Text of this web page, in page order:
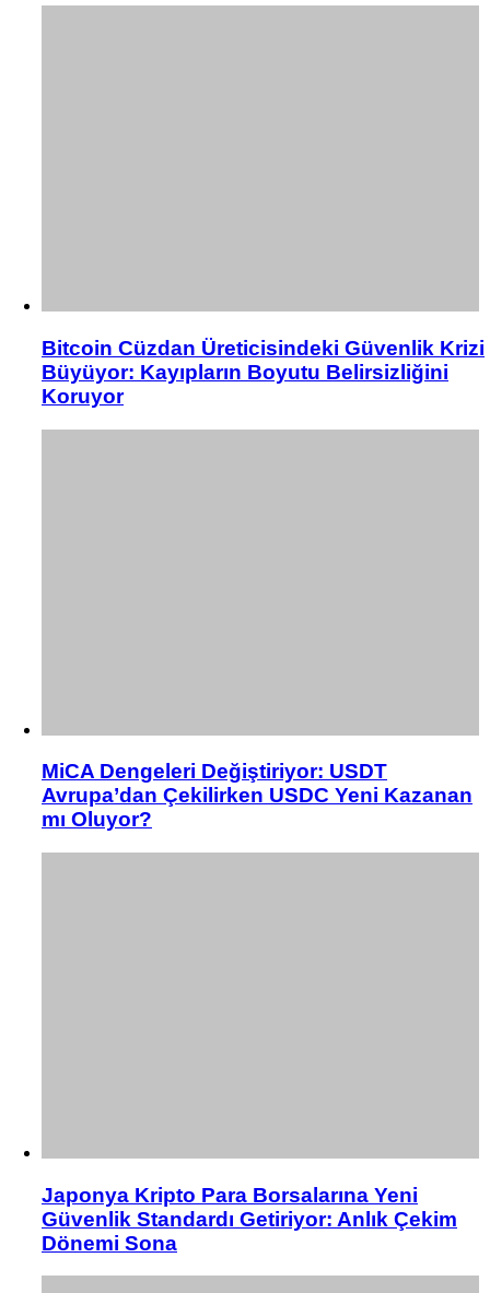
Bitcoin Cüzdan Üreticisindeki Güvenlik Krizi
Büyüyor: Kayıpların Boyutu Belirsizliğini
Koruyor
MiCA Dengeleri Değiştiriyor: USDT
Avrupa’dan Çekilirken USDC Yeni Kazanan
mı Oluyor?
Japonya Kripto Para Borsalarına Yeni
Güvenlik Standardı Getiriyor: Anlık Çekim
Dönemi Sona